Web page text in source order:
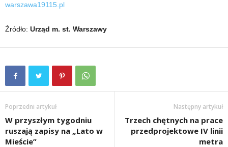
warszawa19115.pl
Źródło: Urząd m. st. Warszawy
Poprzedni artykuł
W przyszłym tygodniu
ruszają zapisy na „Lato w
Mieście”
Następny artykuł
Trzech chętnych na prace
przedprojektowe IV linii
metra